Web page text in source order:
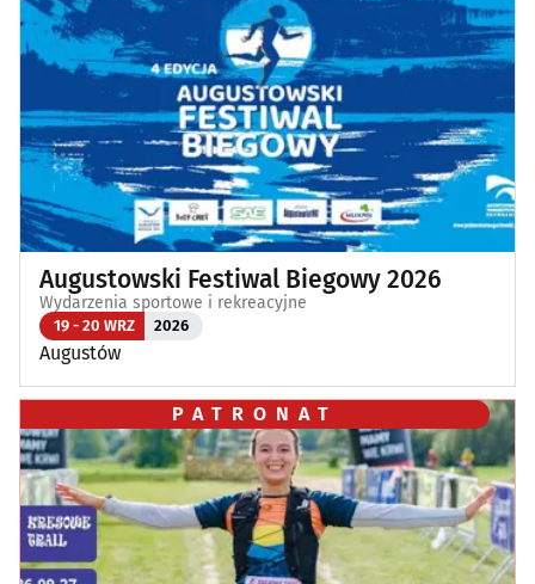
Augustowski Festiwal Biegowy 2026
Wydarzenia sportowe i rekreacyjne
19 - 20 WRZ 2026
Augustów
PATRONAT